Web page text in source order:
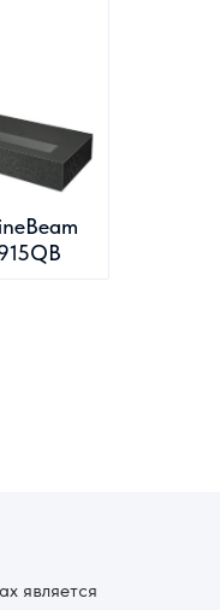
является